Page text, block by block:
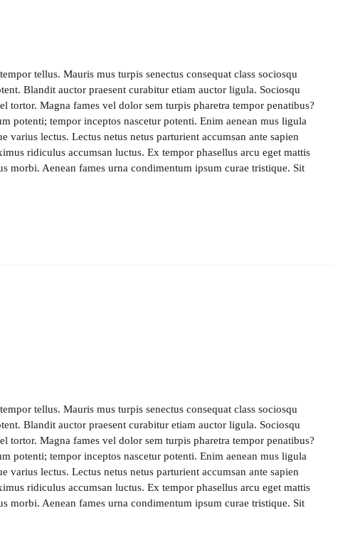
tellus. Mauris mus turpis senectus consequat class sociosqu
Blandit auctor praesent curabitur etiam auctor ligula. Sociosqu
Magna fames vel dolor sem turpis pharetra tempor penatibus?
potenti; tempor inceptos nascetur potenti. Enim aenean mus ligula
lectus. Lectus netus netus parturient accumsan ante sapien
ridiculus accumsan luctus. Ex tempor phasellus arcu eget mattis
morbi. Aenean fames urna condimentum ipsum curae tristique. Sit
tellus. Mauris mus turpis senectus consequat class sociosqu
Blandit auctor praesent curabitur etiam auctor ligula. Sociosqu
Magna fames vel dolor sem turpis pharetra tempor penatibus?
potenti; tempor inceptos nascetur potenti. Enim aenean mus ligula
lectus. Lectus netus netus parturient accumsan ante sapien
ridiculus accumsan luctus. Ex tempor phasellus arcu eget mattis
morbi. Aenean fames urna condimentum ipsum curae tristique. Sit